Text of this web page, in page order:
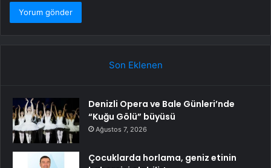
Son Eklenen
Denizli Opera ve Bale Günleri’nde
“Kuğu Gölü” büyüsü
Ağustos 7, 2026
Çocuklarda horlama, geniz etinin